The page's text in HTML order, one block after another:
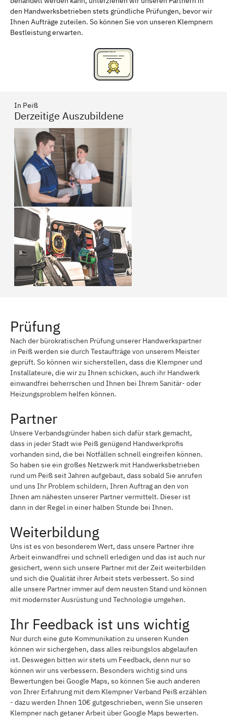
den Handwerksbetrieben stets gründliche Prüfungen, bevor wir
Ihnen Aufträge zuteilen. So können Sie von unseren Klempnern
Bestleistung erwarten.
In Peiß
Derzeitige Auszubildene
Prüfung
Nach der bürokratischen Prüfung unserer Handwerkspartner
in Peiß werden sie durch Testaufträge von unserem Meister
geprüft. So können wir sicherstellen, dass die Klempner und
Installateure, die wir zu Ihnen schicken, auch ihr Handwerk
einwandfrei beherrschen und Ihnen bei Ihrem Sanitär- oder
Heizungsproblem helfen können.
Partner
Unsere Verbandsgründer haben sich dafür stark gemacht,
dass in jeder Stadt wie Peiß genügend Handwerkprofis
vorhanden sind, die bei Notfällen schnell eingreifen können.
So haben sie ein großes Netzwerk mit Handwerksbetrieben
rund um Peiß seit Jahren aufgebaut, dass sobald Sie anrufen
und uns Ihr Problem schildern, Ihren Auftrag an den von
Ihnen am nähesten unserer Partner vermittelt. Dieser ist
dann in der Regel in einer halben Stunde bei Ihnen.
Weiterbildung
Uns ist es von besonderem Wert, dass unsere Partner ihre
Arbeit einwandfrei und schnell erledigen und das ist auch nur
gesichert, wenn sich unsere Partner mit der Zeit weiterbilden
und sich die Qualität ihrer Arbeit stets verbessert. So sind
alle unsere Partner immer auf dem neusten Stand und können
mit modernster Ausrüstung und Technologie umgehen.
Ihr Feedback ist uns wichtig
Nur durch eine gute Kommunikation zu unseren Kunden
können wir sichergehen, dass alles reibungslos abgelaufen
ist. Deswegen bitten wir stets um Feedback, denn nur so
können wir uns verbessern. Besonders wichtig sind uns
Bewertungen bei Google Maps, so können Sie auch anderen
von Ihrer Erfahrung mit dem Klempner Verband Peiß erzählen
- dazu werden Ihnen 10€ gutgeschrieben, wenn Sie unseren
Klempner nach getaner Arbeit über Google Maps bewerten.